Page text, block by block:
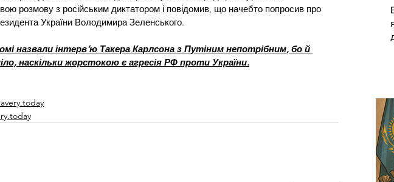
розмову з російським диктатором і повідомив, що начебто попросив про
України Володимира Зеленського.
назвали інтерв’ю Такера Карлсона з Путіним непотрібним, бо й
наскільки жорстокою є агресія РФ проти України.